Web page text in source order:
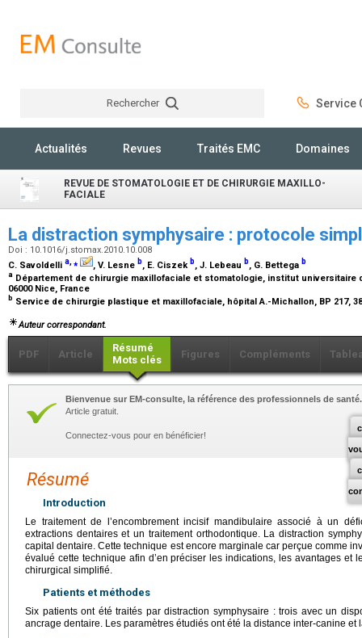
Rechercher Service
Actualités Revues Traités EMC Domaines
REVUE DE STOMATOLOGIE ET DE CHIRURGIE MAXILLO-
FACIALE
La distraction symphysaire : protocole
Doi : 10.1016/j.stomax.2010.10.008
C. Savoldelli a,⁎ , V. Lesne b, E. Ciszek b, J. Lebeau b, G. Bettega b
a Département de chirurgie maxillofaciale et stomatologie, institut universitaire
06000 Nice, France
b Service de chirurgie plastique et maxillofaciale, hôpital A.-Michallon, BP 217,
Auteur correspondant.
PDF Article
Résumé
Mots clés
Figures Compléments
Bienvenue sur EM-consulte, la référence des professionnels de santé.
Article gratuit.
Connectez-vous pour en bénéficier!
Résumé
Introduction
Le traitement de l’encombrement incisif mandibulaire associé à un
extractions dentaires et un traitement orthodontique. La distraction
capital dentaire. Cette technique est encore marginale car perçue comme
évalué cette technique afin d’en préciser les indications, les avantages et
chirurgical simplifié.
Patients et méthodes
Six patients ont été traités par distraction symphysaire : trois avec un
ancrage dentaire. Les paramètres étudiés ont été la distance inter-canine et